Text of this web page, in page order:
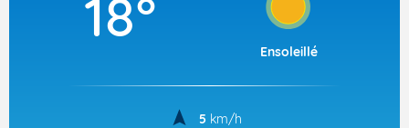
18°
Ensoleillé
5 km/h